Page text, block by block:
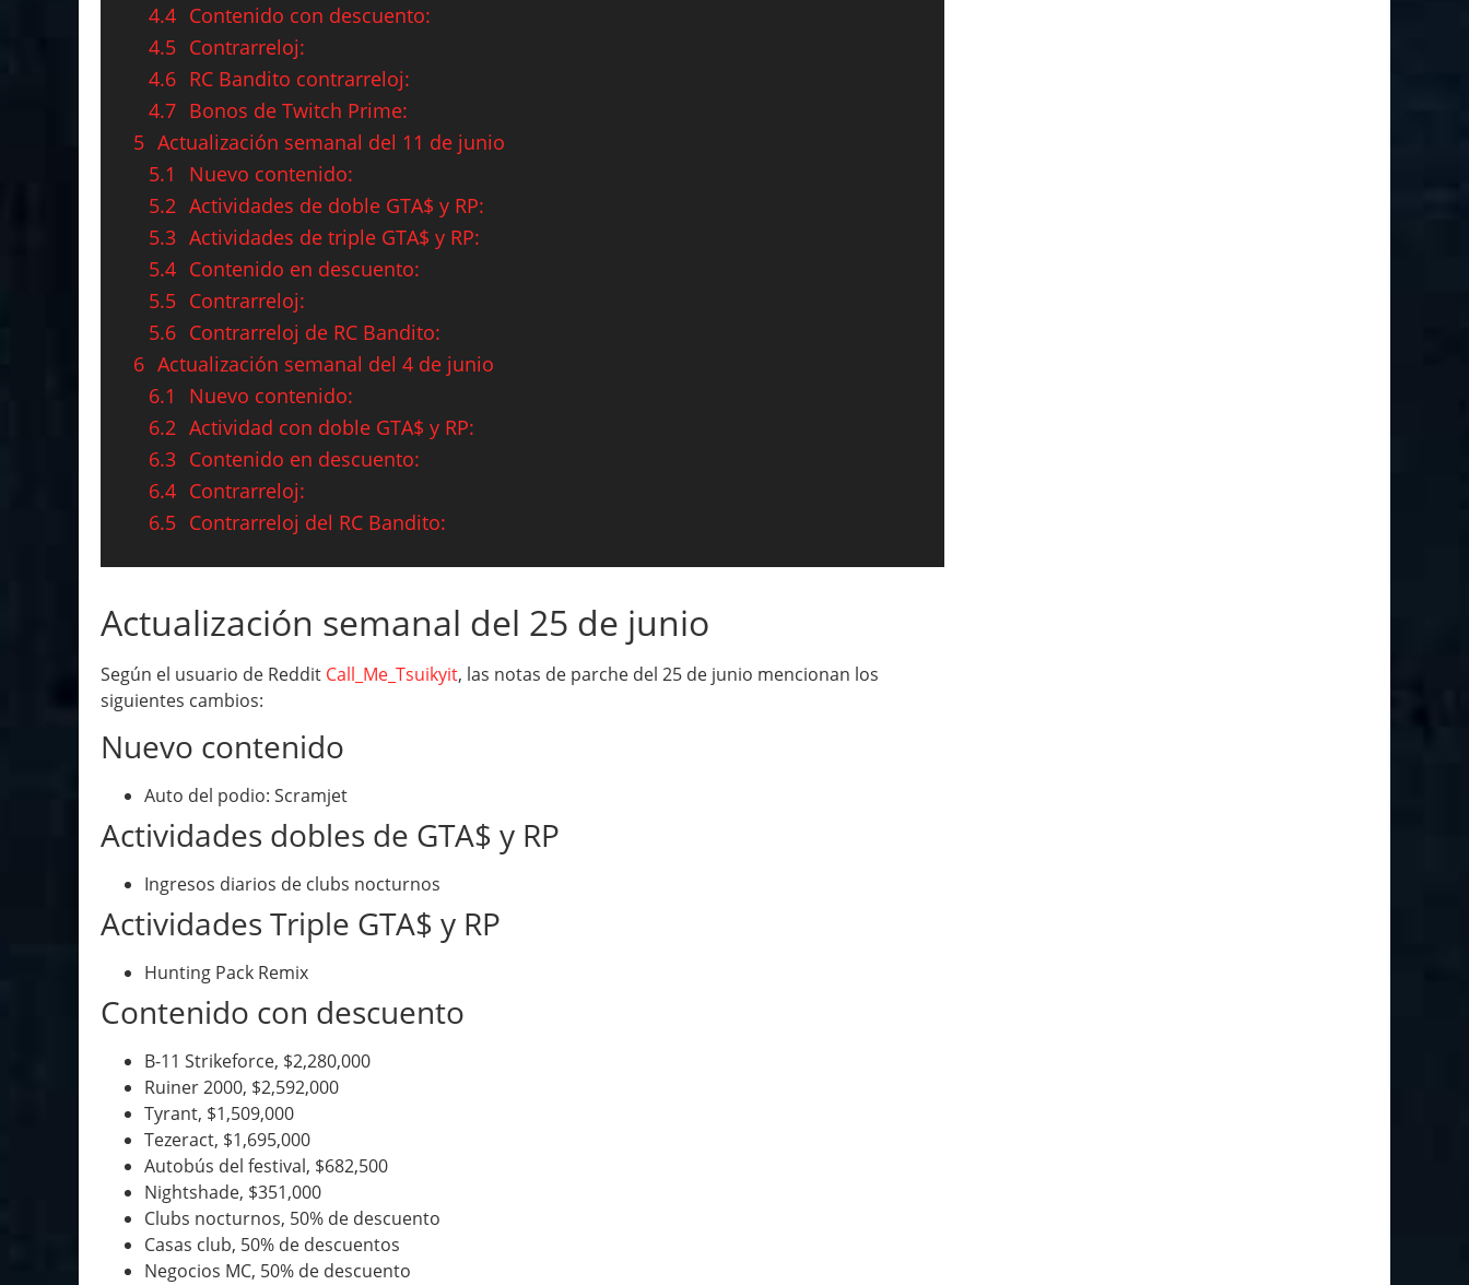
4.4 Contenido con descuento:
4.5 Contrarreloj:
4.6 RC Bandito contrarreloj:
4.7 Bonos de Twitch Prime:
5 Actualización semanal del 11 de junio
5.1
Nuevo contenido:
5.2 Actividades de doble GTA$ y RP:
5.3 Actividades de triple GTA$ y RP:
5.4 Contenido en descuento:
5.5 Contrarreloj:
5.6 Contrarreloj de RC Bandito:
6 Actualización semanal del 4 de junio
6.1
Nuevo contenido:
6.2 Actividad con doble GTA$ y RP:
6.3 Contenido en descuento:
6.4 Contrarreloj:
6.5 Contrarreloj del RC Bandito:
Actualización semanal del 25 de junio
Según el usuario de Reddit Call_Me_Tsuikyit, las notas de parche del 25 de junio mencionan los
siguientes cambios:
Nuevo contenido
Auto del podio: Scramjet
Actividades dobles de GTA$ y RP
Ingresos diarios de clubs nocturnos
Actividades Triple GTA$ y RP
Hunting Pack Remix
Contenido con descuento
B-11 Strikeforce, $2,280,000
Ruiner 2000, $2,592,000
Tyrant, $1,509,000
Tezeract, $1,695,000
Autobús del festival, $682,500
Nightshade, $351,000
Clubs nocturnos, 50% de descuento
Casas club, 50% de descuentos
Negocios MC, 50% de descuento